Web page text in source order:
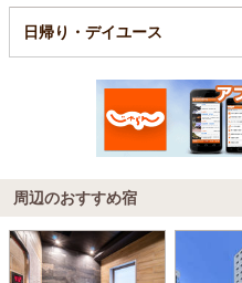
日帰り・デイユース
周辺のおすすめ宿